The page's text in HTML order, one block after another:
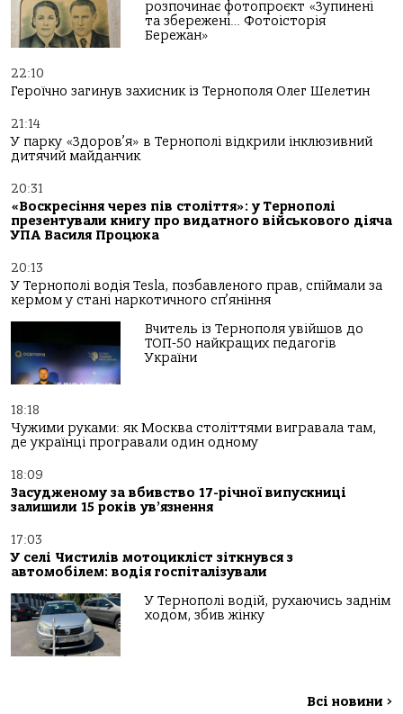
розпочинає фотопроєкт «Зупинені
та збережені… Фотоісторія
Бережан»
22:10
Героїчно загинув захисник із Тернополя Олег Шелетин
21:14
У парку «Здоров’я» в Тернополі відкрили інклюзивний
дитячий майданчик
20:31
«Воскресіння через пів століття»: у Тернополі
презентували книгу про видатного військового діяча
УПА Василя Процюка
20:13
У Тернополі водія Tesla, позбавленого прав, спіймали за
кермом у стані наркотичного сп’яніння
Вчитель із Тернополя увійшов до
ТОП-50 найкращих педагогів
України
18:18
Чужими руками: як Москва століттями вигравала там,
де українці програвали один одному
18:09
Засудженому за вбивство 17-річної випускниці
залишили 15 років ув’язнення
17:03
У селі Чистилів мотоцикліст зіткнувся з
автомобілем: водія госпіталізували
У Тернополі водій, рухаючись заднім
ходом, збив жінку
Всі новини >